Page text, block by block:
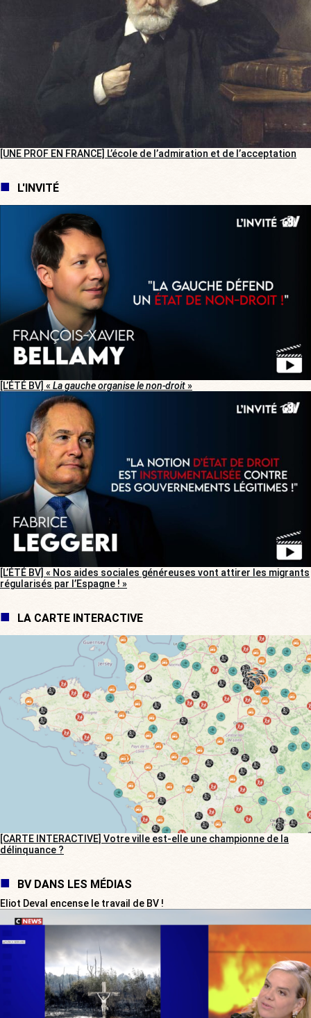
[UNE PROF EN FRANCE] L’école de l’admiration et de l’acceptation
L'INVITÉ
[L’ÉTÉ BV] « La gauche organise le non-droit»
[L’ÉTÉ BV] « Nos aides sociales généreuses vont attirer les migrants
régularisés par l’Espagne ! »
LA CARTE INTERACTIVE
[CARTE INTERACTIVE] Votre ville est-elle une championne de la
délinquance ?
BV DANS LES MÉDIAS
Eliot Deval encense le travail de BV !